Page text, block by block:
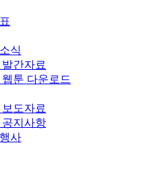
식
간자료
툰 다운로드
도자료
지사항
사